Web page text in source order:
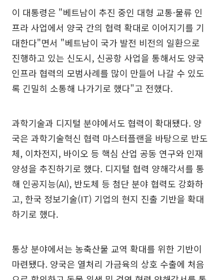
이 대통령은 "베트남이 추진 중인 대형 교통·물류 인
프라 사업에서 양국 간의 협력 확대로 이어지기를 기
대한다"면서 "베트남이 국가 발전 비전의 일환으로
진행하고 있는 신도시, 신공항 사업을 통해서도 양국
인프라 협력의 모범사례를 많이 만들어 나갈 수 있도
록 긴밀히 소통해 나가기로 했다"고 전했다.
과학기술과 디지털 분야에서도 협력이 확대됐다. 양
국은 과학기술혁신 협력 마스터플랜을 바탕으로 반도
체, 이차전지, 바이오 등 핵심 산업 공동 연구와 인재
양성을 추진하기로 했다. 디지털 협력 양해각서를 통
해 인공지능(AI), 반도체 등 첨단 분야 협력도 강화하
고, 한국 정보기술(IT) 기업의 현지 진출 기반을 확대
하기로 했다.
통상 분야에서는 농축산물 교역 확대를 위한 기반이
마련됐다. 양국은 열처리 가금육의 상호 수출에 처음